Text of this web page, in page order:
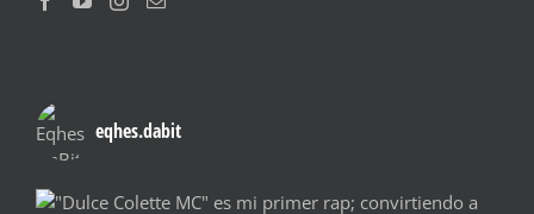
eqhes.dabit